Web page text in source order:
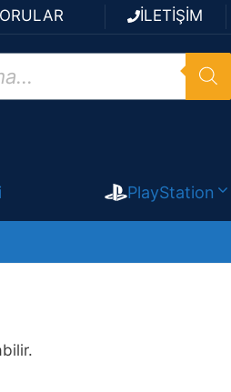
İLETİŞİM
PlayStation